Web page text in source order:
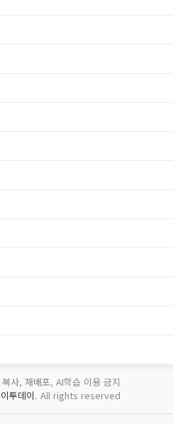
사, 재배포, AI학습 이용 금지
이투데이. All rights reserved